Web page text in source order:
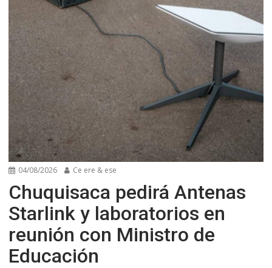
04/08/2026 Ce ere & ese
Chuquisaca pedirá Antenas
Starlink y laboratorios en
reunión con Ministro de
Educación